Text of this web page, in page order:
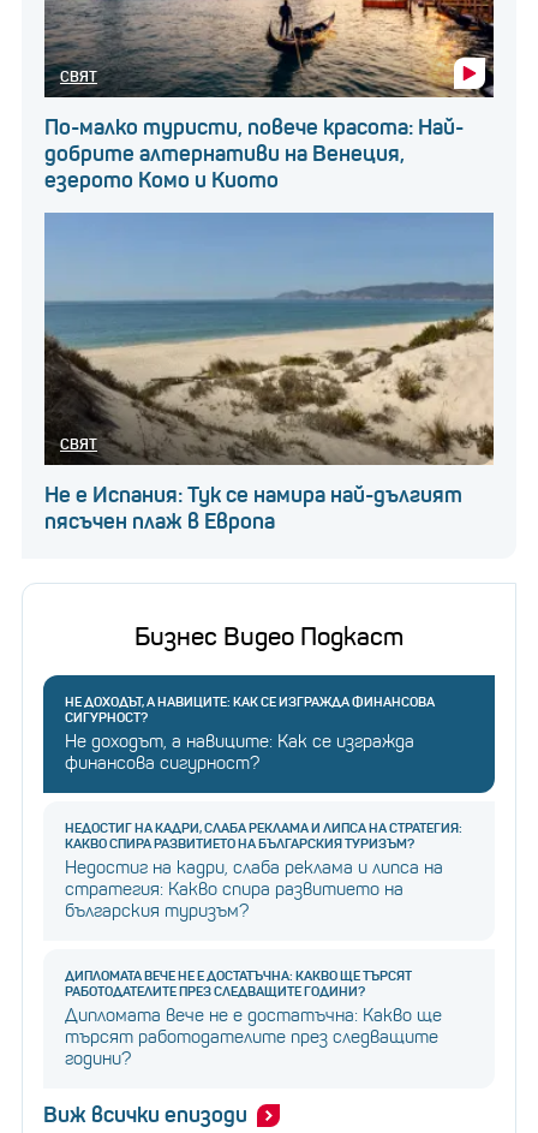
СВЯТ
По-малко туристи, повече красота: Най-
добрите алтернативи на Венеция,
езерото Комо и Киото
СВЯТ
Не е Испания: Тук се намира най-дългият
пясъчен плаж в Европа
Бизнес Видео Подкаст
НЕ ДОХОДЪТ, А НАВИЦИТЕ: КАК СЕ ИЗГРАЖДА ФИНАНСОВА
СИГУРНОСТ?
Не доходът, а навиците: Как се изгражда
финансова сигурност?
НЕДОСТИГ НА КАДРИ, СЛАБА РЕКЛАМА И ЛИПСА НА СТРАТЕГИЯ:
КАКВО СПИРА РАЗВИТИЕТО НА БЪЛГАРСКИЯ ТУРИЗЪМ?
Недостиг на кадри, слаба реклама и липса на
стратегия: Какво спира развитието на
българския туризъм?
ДИПЛОМАТА ВЕЧЕ НЕ Е ДОСТАТЪЧНА: КАКВО ЩЕ ТЪРСЯТ
РАБОТОДАТЕЛИТЕ ПРЕЗ СЛЕДВАЩИТЕ ГОДИНИ?
Дипломата вече не е достатъчна: Какво ще
търсят работодателите през следващите
години?
Виж всички епизоди